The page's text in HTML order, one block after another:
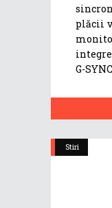
plăcii
G-
Stiri